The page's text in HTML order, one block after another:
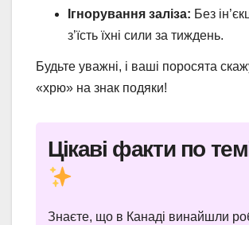
Ігнорування заліза: Без
з’їсть їхні сили за тиждень.
Будьте уважні, і ваші поросята
«хрю» на знак подяки!
Цікаві факти по
Знаєте, що в Канаді винайшли